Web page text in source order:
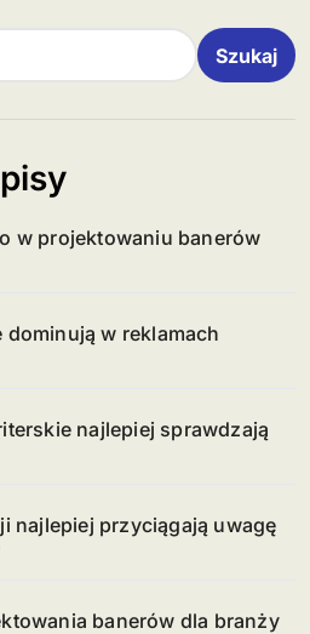
Szukaj
w projektowaniu banerów
w reklamach
najlepiej sprawdzają
najlepiej przyciągają uwagę
banerów dla branży